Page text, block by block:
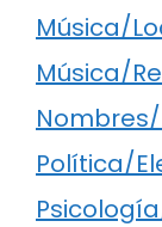
Música/
Música/
Política/